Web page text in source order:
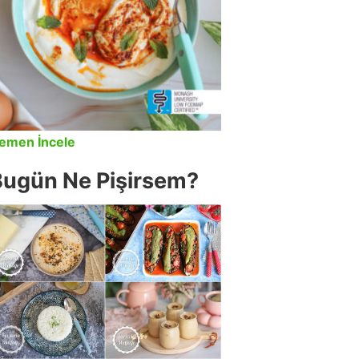
İncele
Ne Pişirsem?